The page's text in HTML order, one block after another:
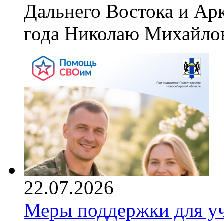
Дальнего Востока и
года Николаю
22.07.2026
Меры поддержки для